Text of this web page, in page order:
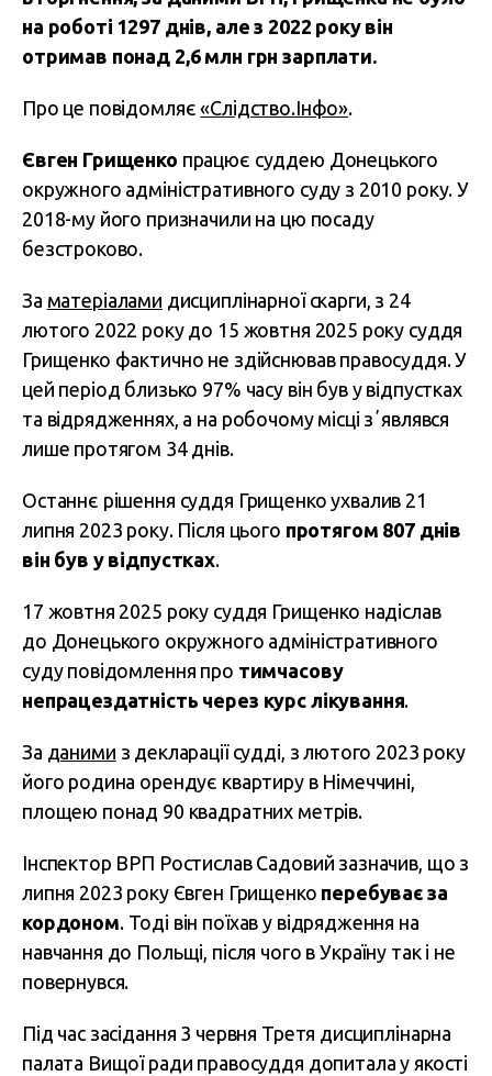
на роботі 1297 днів, але з 2022 року він
отримав понад 2,6 млн грн зарплати.
Про це повідомляє«Слідство.Інфо».
Євген Грищенко працює суддею Донецького
окружного адміністративного суду з 2010 року. У
2018-му його призначили на цю посаду
безстроково.
За матеріалами дисциплінарної скарги, з 24
лютого 2022 року до 15 жовтня 2025 року суддя
Грищенко фактично не здійснював правосуддя. У
цей період близько 97% часу він був у відпустках
та відрядженнях, а на робочому місці зʼявлявся
лише протягом 34 днів.
Останнє рішення суддя Грищенко ухвалив 21
липня 2023 року. Після цього протягом 807 днів
він був у відпустках.
17 жовтня 2025 року суддя Грищенко надіслав
до Донецького окружного адміністративного
суду повідомлення про тимчасову
непрацездатність через курс лікування.
За даними з декларації судді, з лютого 2023 року
його родина орендує квартиру в Німеччині,
площею понад 90 квадратних метрів.
Інспектор ВРП Ростислав Садовий зазначив, що з
липня 2023 року Євген Грищенко перебуває за
кордоном. Тоді він поїхав у відрядження на
навчання до Польщі, після чого в Україну так і не
повернувся.
Під час засідання 3 червня Третя дисциплінарна
палата Вищої ради правосуддя допитала у якості